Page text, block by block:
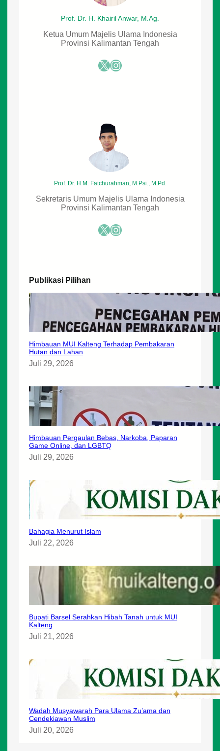
n
i
d
p
D
a
n
A
k
i
r
t
Prof. Dr. H. Khairil Anwar, M.Ag.
Ketua Umum Majelis Ulama Indonesia
Provinsi Kalimantan Tengah
X Instagram
Prof. Dr. H.M. Fatchurahman, M.Psi., M.Pd.
Sekretaris Umum Majelis Ulama Indonesia
Provinsi Kalimantan Tengah
X Instagram
Publikasi Pilihan
Himbauan MUI Kalteng Terhadap Pembakaran
Hutan dan Lahan
Juli 29, 2026
Himbauan Pergaulan Bebas, Narkoba, Paparan
Game Online, dan LGBTQ
Juli 29, 2026
Bahagia Menurut Islam
Juli 22, 2026
Bupati Barsel Serahkan Hibah Tanah untuk MUI
Kalteng
Juli 21, 2026
Wadah Musyawarah Para Ulama Zu’ama dan
Cendekiawan Muslim
Juli 20, 2026